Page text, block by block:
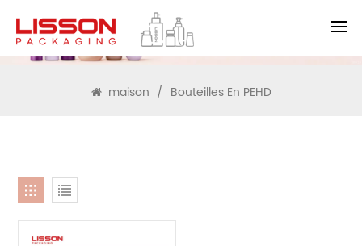
RECHERCHE
maison / Bouteilles En PEHD